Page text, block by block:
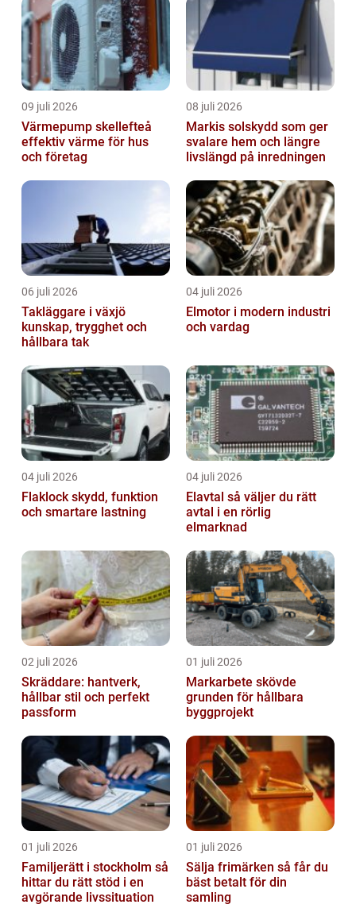
09 juli 2026
Värmepump skellefteå
effektiv värme för hus
och företag
08 juli 2026
Markis solskydd som ger
svalare hem och längre
livslängd på inredningen
06 juli 2026
Takläggare i växjö
kunskap, trygghet och
hållbara tak
04 juli 2026
Elmotor i modern industri
och vardag
04 juli 2026
Flaklock skydd, funktion
och smartare lastning
04 juli 2026
Elavtal så väljer du rätt
avtal i en rörlig
elmarknad
02 juli 2026
Skräddare: hantverk,
hållbar stil och perfekt
passform
01 juli 2026
Markarbete skövde
grunden för hållbara
byggprojekt
01 juli 2026
Familjerätt i stockholm så
hittar du rätt stöd i en
avgörande livssituation
01 juli 2026
Sälja frimärken så får du
bäst betalt för din
samling